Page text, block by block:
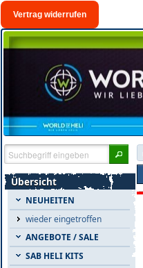
Vertrag widerrufen
Übersicht
NEUHEITEN
wieder eingetroffen
ANGEBOTE / SALE
SAB HELI KITS